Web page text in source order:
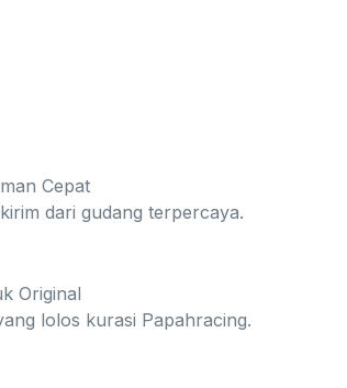
Cepat
dari gudang terpercaya.
Original
lolos kurasi Papahracing.